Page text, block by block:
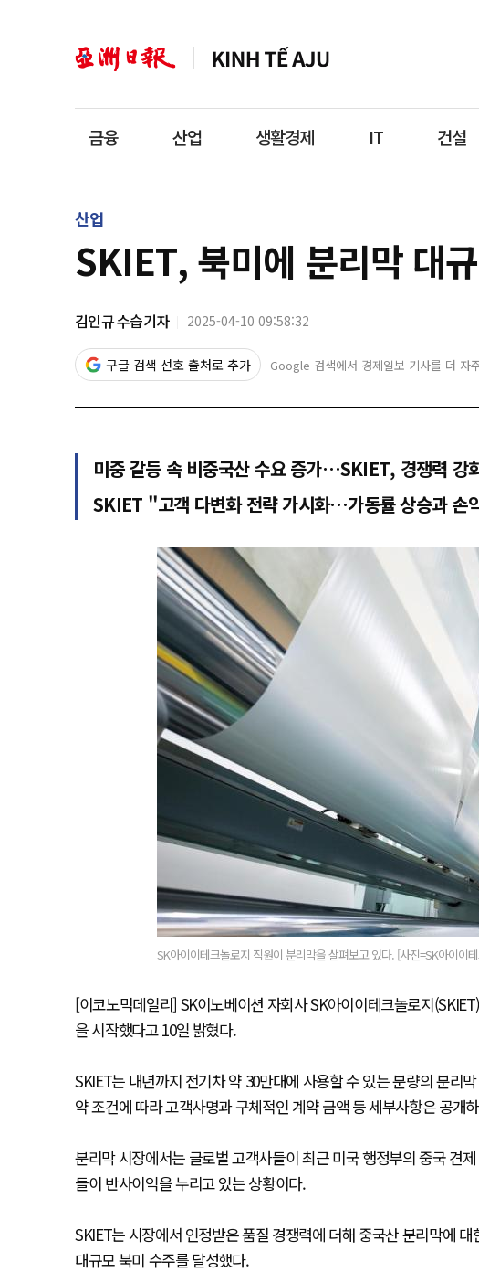
금융 산업 생활경제 IT 건설
산업
SKIET, 북미에 분리막 대
김인규 수습기자 2025-04-10 09:58:32
구글 검색 선호 출처로 추가 Google 검색에서 경제일보 기사를 더 자
미중 갈등 속 비중국산 수요 증가…SKIET, 경쟁력 강
SKIET "고객 다변화 전략 가시화…가동률 상승과 손
SK아이이테크놀로지 직원이 분리막을 살펴보고 있다. [사진=SK아이이
[이코노믹데일리] SK이노베이션 자회사 SK아이이테크놀로지
을 시작했다고 10일 밝혔다.
SKIET는 내년까지 전기차 약 30만대에 사용할 수 있는 분량의 분리
약 조건에 따라 고객사명과 구체적인 계약 금액 등 세부사항은 공개
분리막 시장에서는 글로벌 고객사들이 최근 미국 행정부의 중국 견
들이 반사이익을 누리고 있는 상황이다.
SKIET는 시장에서 인정받은 품질 경쟁력에 더해 중국산 분리막에
대규모 북미 수주를 달성했다.